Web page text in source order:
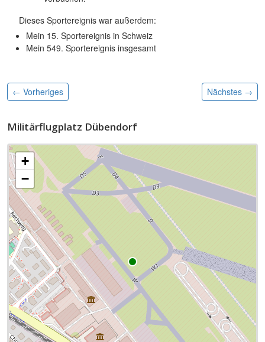
Dieses Sportereignis war außerdem:
Mein 15. Sportereignis in Schweiz
Mein 549. Sportereignis insgesamt
← Vorheriges Nächstes →
Militärflugplatz Dübendorf
+
−